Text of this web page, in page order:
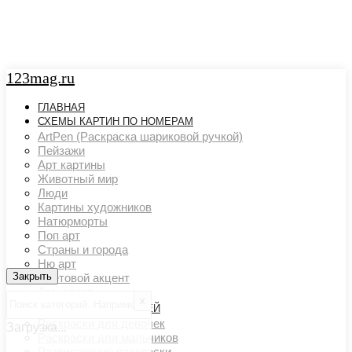
123mag.ru
ГЛАВНАЯ
СХЕМЫ КАРТИН ПО НОМЕРАМ
ArtPen (Раскраска шариковой ручкой)
Пейзажи
Арт картины
Животный мир
Люди
Картины художников
Натюрморты
Поп арт
Страны и города
Ню арт
Цветовой акцент
РАСКРАСКИ ДЛЯ ДЕТЕЙ
Раскраски для девочек
Раскраски для мальчиков
Закрыть
Закрыть
Загрузка...